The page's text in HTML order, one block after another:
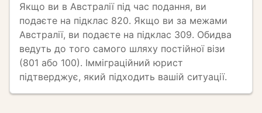
Якщо ви в Австралії під час подання, ви
подаєте на підклас 820. Якщо ви за межами
Австралії, ви подаєте на підклас 309. Обидва
ведуть до того самого шляху постійної візи
(801 або 100). Імміграційний юрист
підтверджує, який підходить вашій ситуації.